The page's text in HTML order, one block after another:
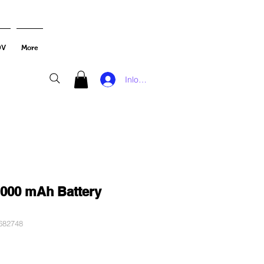
More
Inloggen
mAh Battery